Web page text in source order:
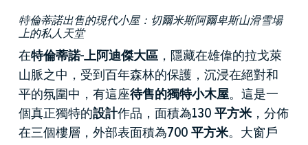
特倫蒂諾出售的現代小屋：切爾米斯阿爾卑斯山滑雪場
上的私人天堂
在特倫蒂諾-上阿迪傑大區 ，隱藏在雄偉的拉戈萊
山脈之中，受到百年森林的保護，沉浸在絕對和
平的氛圍中，有這座待售的獨特小木屋。這是一
個真正獨特的設計作品，面積為130 平方米，分佈
在三個樓層，外部表面積為700 平方米。大窗戶